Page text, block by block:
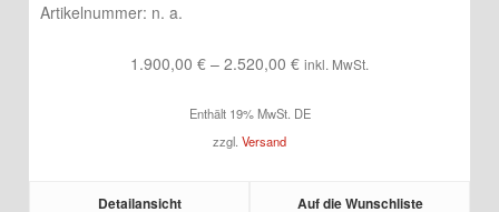
Artikelnummer: n. a.
1.900,00 € – 2.520,00 €Preisspanne:
bis
inkl. MwSt.
Enthält 19% MwSt. DE
zzgl. Versand
Detailansicht Auf die Wunschliste